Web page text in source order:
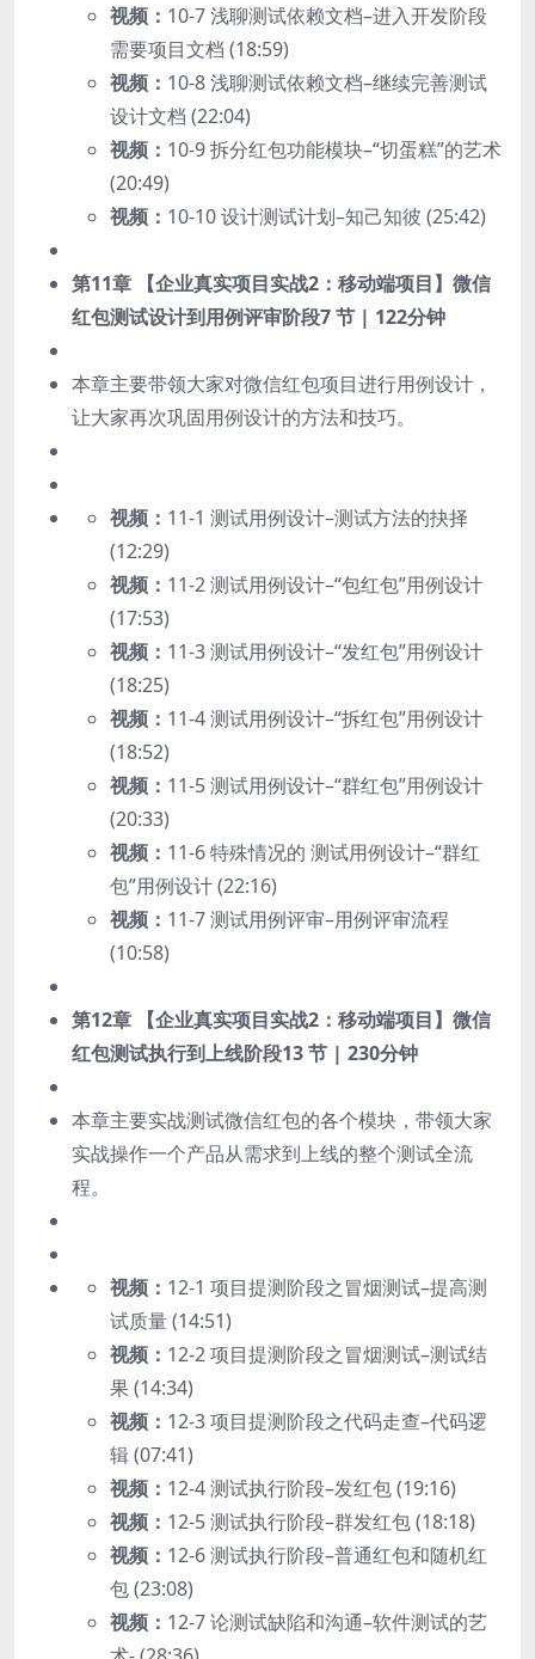
视频： 10-7 浅聊测试依赖文档–进入开发阶段
需要项目文档 (18:59)
视频： 10-8 浅聊测试依赖文档–继续完善测试
设计文档 (22:04)
视频： 10-9 拆分红包功能模块–“切蛋糕”的艺术
(20:49)
视频： 10-10 设计测试计划–知己知彼 (25:42)
第11章 【企业真实项目实战2：移动端项目】微信
红包测试设计到用例评审阶段7 节 | 122分钟
本章主要带领大家对微信红包项目进行用例设计，
让大家再次巩固用例设计的方法和技巧。
视频： 11-1 测试用例设计–测试方法的抉择
(12:29)
视频： 11-2 测试用例设计–“包红包”用例设计
(17:53)
视频： 11-3 测试用例设计–“发红包”用例设计
(18:25)
视频： 11-4 测试用例设计–“拆红包”用例设计
(18:52)
视频： 11-5 测试用例设计–“群红包”用例设计
(20:33)
视频： 11-6 特殊情况的 测试用例设计–“群红
包”用例设计 (22:16)
视频： 11-7 测试用例评审–用例评审流程
(10:58)
第12章 【企业真实项目实战2：移动端项目】微信
红包测试执行到上线阶段13 节 | 230分钟
本章主要实战测试微信红包的各个模块，带领大家
实战操作一个产品从需求到上线的整个测试全流
程。
视频： 12-1 项目提测阶段之冒烟测试–提高测
试质量 (14:51)
视频： 12-2 项目提测阶段之冒烟测试–测试结
果 (14:34)
视频： 12-3 项目提测阶段之代码走查–代码逻
辑 (07:41)
视频： 12-4 测试执行阶段–发红包 (19:16)
视频： 12-5 测试执行阶段–群发红包 (18:18)
视频： 12-6 测试执行阶段–普通红包和随机红
包 (23:08)
视频： 12-7 论测试缺陷和沟通–软件测试的艺